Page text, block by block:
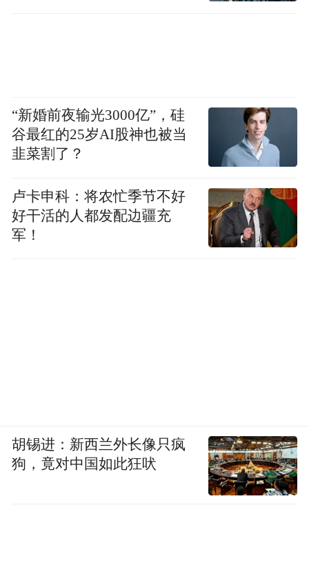
请立即拨打110
来源：六安警方
“特别声明：以上作品内容(包括在内的视频、图片或音
频)为凤凰网旗下自媒体平台“大风号”用户上传并发
“新婚前夜输光3000亿”，硅
谷最红的25岁AI股神也被当
韭菜割了？
卢卡申科：将农忙季节不好
好干活的人都发配边疆充
军！
胡锡进：新西兰外长像只疯
狗，竟对中国如此狂吠